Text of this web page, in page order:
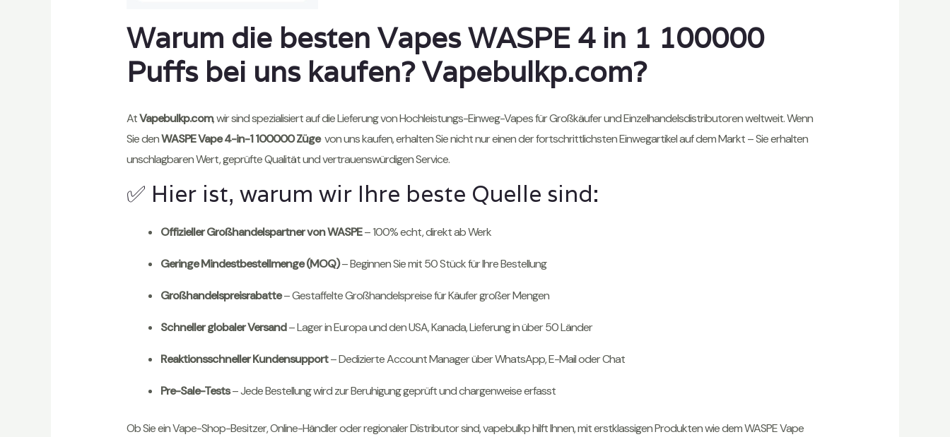
Warum die besten Vapes WASPE 4 in 1 100000
Puffs bei uns kaufen?Vapebulkp.com?
AtVapebulkp.com, wir sind spezialisiert auf die Lieferung von Hochleistungs-Einweg-Vapes für Großkäufer und Einzelhandelsdistributoren weltweit. Wenn
Sie denWASPE Vape 4-in-1 100000 Zügevon uns kaufen, erhalten Sie nicht nur einen der fortschrittlichsten Einwegartikel auf dem Markt – Sie erhalten
unschlagbaren Wert, geprüfte Qualität und vertrauenswürdigen Service.
✅ Hier ist, warum wir Ihre beste Quelle sind:
Offizieller Großhandelspartner von WASPE– 100% echt, direkt ab Werk
Geringe Mindestbestellmenge (MOQ)– Beginnen Sie mit 50 Stück für Ihre Bestellung
Großhandelspreisrabatte– Gestaffelte Großhandelspreise für Käufer großer Mengen
Schneller globaler Versand– Lager in Europa und den USA, Kanada, Lieferung in über 50 Länder
Reaktionsschneller Kundensupport– Dedizierte Account Manager über WhatsApp, E-Mail oder Chat
Pre-Sale-Tests– Jede Bestellung wird zur Beruhigung geprüft und chargenweise erfasst
Ob Sie ein Vape-Shop-Besitzer, Online-Händler oder regionaler Distributor sind, vapebulkp hilft Ihnen, mit erstklassigen Produkten wie dem WASPE Vape